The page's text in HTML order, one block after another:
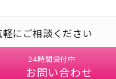
軽にご相談ください
24時間受付中
お問い合わせ